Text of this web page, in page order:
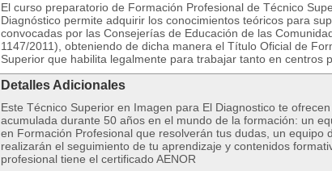
El curso preparatorio de Formación Profesional de Técnico
Diagnóstico permite adquirir los conocimientos teóricos para
convocadas por las Consejerías de Educación de las
1147/2011), obteniendo de dicha manera el Título Oficial de
Superior que habilita legalmente para trabajar tanto en centros
Detalles Adicionales
Este Técnico Superior en Imagen para El Diagnostico te
acumulada durante 50 años en el mundo de la formación: un
en Formación Profesional que resolverán tus dudas, un equipo
realizarán el seguimiento de tu aprendizaje y contenidos
profesional tiene el certificado AENOR